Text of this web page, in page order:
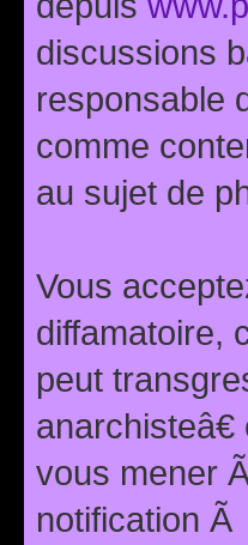
discussions
responsable
comme
au sujet de
Vous
diffamatoire,
peut
vous mener
notification